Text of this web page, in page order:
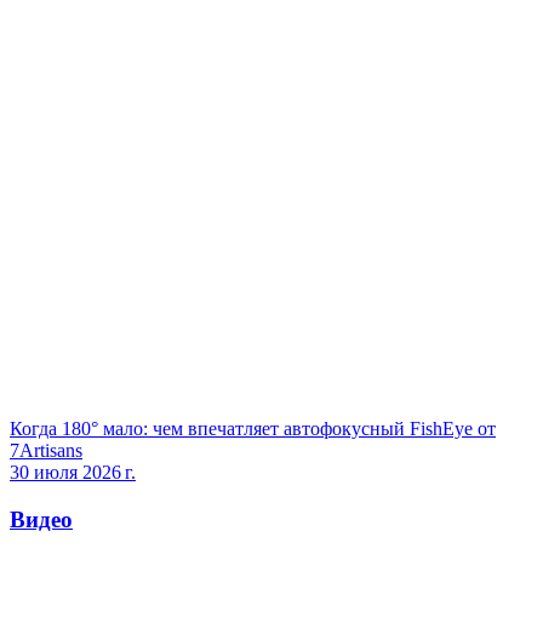
Когда 180° мало: чем впечатляет автофокусный FishEye от
7Artisans
30 июля 2026 г.
Видео